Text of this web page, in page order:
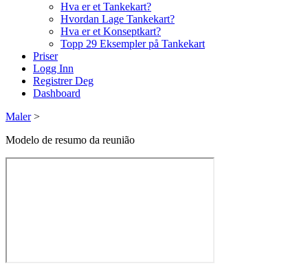
Hva er et Tankekart?
Hvordan Lage Tankekart?
Hva er et Konseptkart?
Topp 29 Eksempler på Tankekart
Priser
Logg Inn
Registrer Deg
Dashboard
Maler >
Modelo de resumo da reunião